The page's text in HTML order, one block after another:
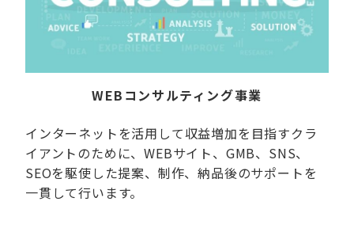
WEBコンサルティング事業
インターネットを活用して収益増加を目指すクラ
イアントのために、WEBサイト、GMB、SNS、
SEOを駆使した提案、制作、納品後のサポートを
一貫して行います。